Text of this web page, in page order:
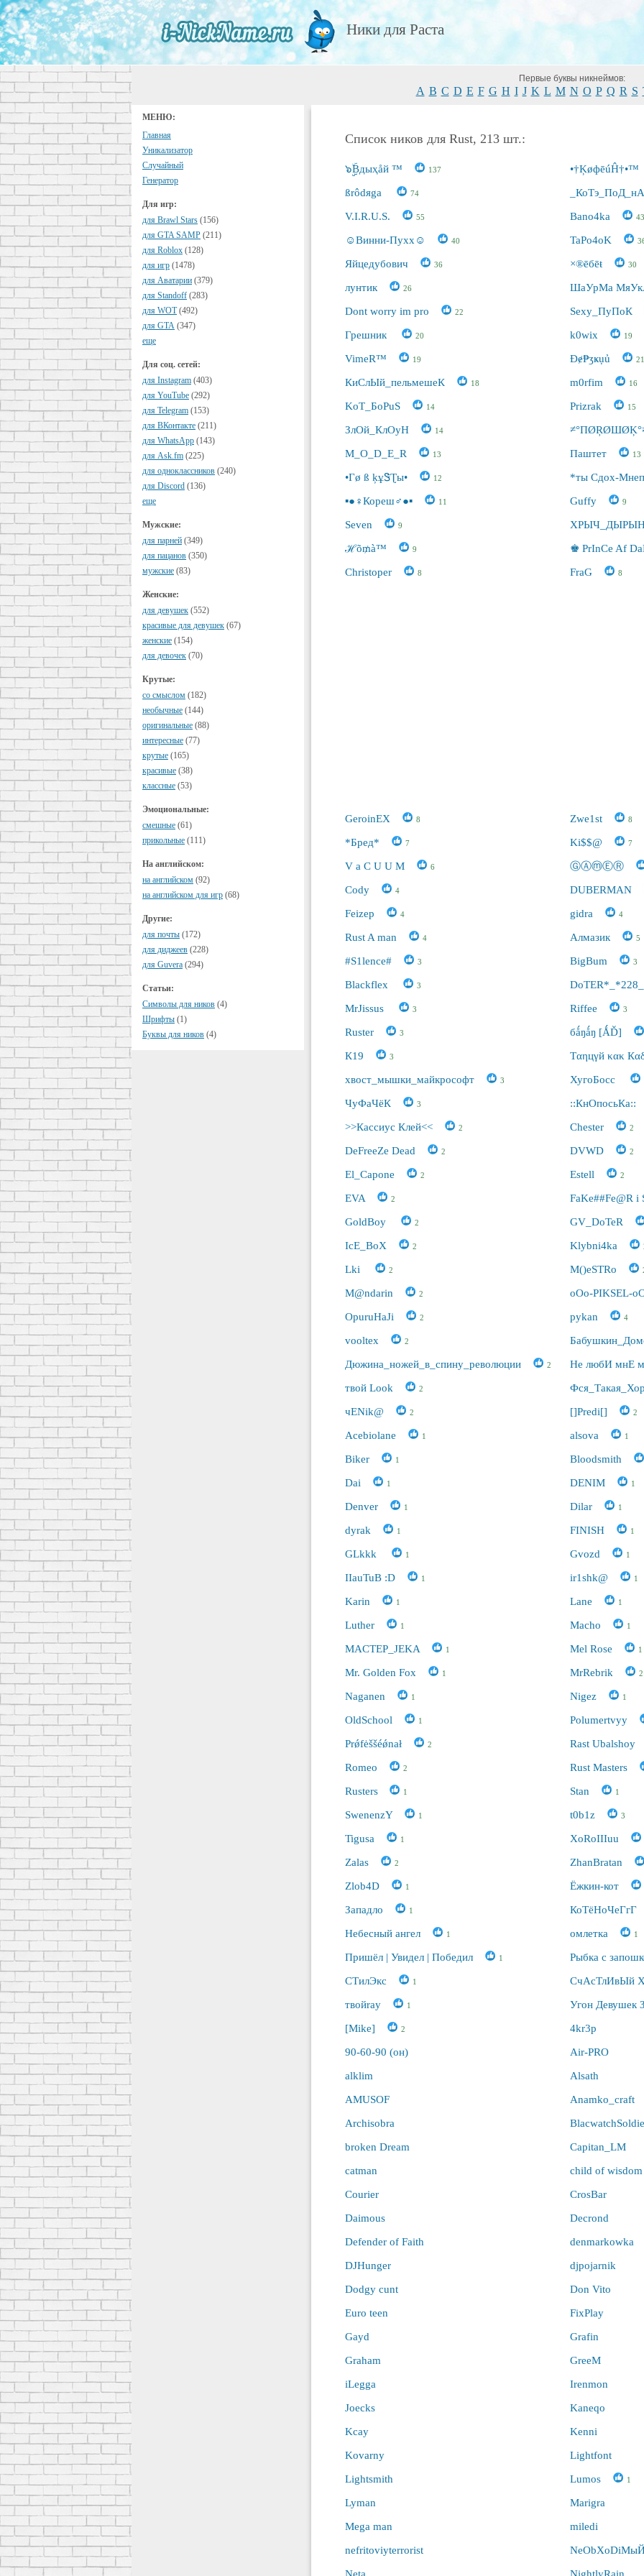
Ники для Раста
МЕНЮ:
Главная
Уникализатор
Случайный
Генератор
Для игр:
для Brawl Stars (156)
для GTA SAMP (211)
для Roblox (128)
для игр (1478)
для Аватарии (379)
для Standoff (283)
для WOT (492)
для GTA (347)
еще
Для соц. сетей:
для Instagram (403)
для YouTube (292)
для Telegram (153)
для ВКонтакте (211)
для WhatsApp (143)
для Ask.fm (225)
для одноклассников (240)
для Discord (136)
еще
Мужские:
для парней (349)
для пацанов (350)
мужские (83)
Женские:
для девушек (552)
красивые для девушек (67)
женские (154)
для девочек (70)
Крутые:
cо смыслом (182)
необычные (144)
оригинальные (88)
интересные (77)
крутые (165)
красивые (38)
классные (53)
Эмоциональные:
смешные (61)
прикольные (111)
На английском:
на английском (92)
на английском для игр (68)
Другие:
для почты (172)
для диджеев (228)
для Guvera (294)
Статьи:
Символы для ников (4)
Шрифты (1)
Буквы для ников (4)
Первые буквы никнеймов:
A B C D E F G H I J K L M N O P Q R S
Список ников для Rust, 213 шт.:
๖ۣۣۜBдыҳåй ™ 137 •†ĶøфēúĤ†•™
ßrôdяga 74
V.I.R.U.S. 55 Bano4ka 43
☺Винни-Пухх☺ 40 TaPo4oK
Яйцедубович 36 ×®ēбēŧ 30
лунтик 26 ШаУрМа
Dont worry im pro 22 Sexy_ПуПоК
Грешник 20 k0wix 19
VimeR™ 19 Đɇ₱ӡҝụủ 21
КиСлЫй_пельмешеК 18 m0rfim 16
KoT_БоPuS 14 Prizrak 15
ЗлОй_КлОуН 14
M_O_D_E_R 13 Паштет 13
•Гø ß ķұᏕƮы• 12 *ты Сдох-
▪●♀Кореш♂●▪ 11 Guffy 9
Seven 9
ℋõ₥à™ 9 ♚ PrInCe Af
Christoper 8 FraG 8
GeroinEX 8 Zwe1st 8
*Бред* 7 Ki$$@ 7
V а C U U M 6 ⒼⒶⓜⒺⓇ
Cody 4 DUBERMAN
Feizep 4 gidra 4
Rust A man 4 Алмазик 5
#S1lence# 3 BigBum 3
Blackflex 3
MrJissus 3 Riffee 3
Ruster 3 бǻŋǻŋ [ǺĎ]
К19 3 Тαηцγй κακ
хвост_мышки_майкрософт 3 ХугоБосс
ЧуФаЧёК 3 ::КнОпосьКа::
>>Кассиус Клей<< 2 Chester 2
DeFreeZe Dead 2 DVWD 2
El_Capone 2 Estell 2
EVA 2 FaKe##Fe@R i
GoldBoy 2 GV_DoTeR
IcE_BoX 2 Klybni4ka
Lki 2 M()eSTRo
M@ndarin 2 oOo-PIKSEL-
OpuruHaJi 2 pykan 4
vooltex 2
Дюжина_ножей_в_спину_революции 2 Не любИ мнЕ
твой Look 2
чЕNik@ 2 []Predi[] 2
Acebiolane 1 alsova 1
Biker 1 Bloodsmith
Dai 1 DENIM 1
Denver 1 Dilar 1
dyrak 1 FINISH 1
GLkkk 1 Gvozd 1
IIauTuB :D 1 ir1shk@ 1
Karin 1 Lane 1
Luther 1 Macho 1
MACTEP_JEKA 1 Mel Rose 1
Mr. Golden Fox 1 MrRebrik 2
Naganen 1 Nigez 1
OldSchool 1 Polumertvyy
Prǿfėššéǿnał 2 Rast Ubalshoy
Romeo 2 Rust Masters
Rusters 1 Stan 1
SwenenzY 1 t0b1z 3
Tigusa 1 XoRoIIIuu
Zalas 2 ZhanBratan
Zlob4D 1 Ёжкин-кот
Западло 1 КоТёНоЧеГгГ
Небесный ангел 1 омлетка 1
Пришёл | Увидел | Победил 1 Рыбка с
СТилЭкс 1 СчАсТлИвЫй
твойray 1 Угон Девушек
[Mike] 2 4kr3p
90-60-90 (он) Air-PRO
alklim Alsath
AMUSOF Anamko_craft
Archisobra
broken Dream Capitan_LM
catman child of wisdom
Courier CrosBar
Daimous Decrond
Defender of Faith denmarkowka
DJHunger djpojarnik
Dodgy cunt Don Vito
Euro teen FixPlay
Gayd Grafin
Graham GreeM
iLegga Irenmon
Joecks Kaneqo
Kcay Kenni
Kovarny Lightfont
Lightsmith Lumos 1
Lyman Marigra
Mega man miledi
nefritoviyterrorist